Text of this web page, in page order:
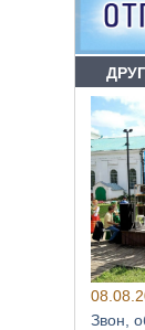
Звон,